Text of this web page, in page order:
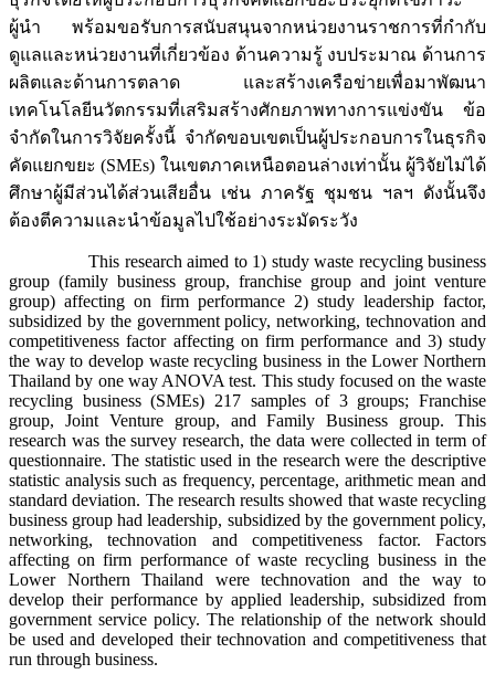
ผู้นำ พร้อมขอรับการสนับสนุนจากหน่วยงานราชการที่กำกับ
ดูแลและหน่วยงานที่เกี่ยวข้อง ด้านความรู้ งบประมาณ ด้านการ
ผลิตและด้านการตลาด และสร้างเครือข่ายเพื่อมาพัฒนา
เทคโนโลยีนวัตกรรมที่เสริมสร้างศักยภาพทางการแข่งขัน ข้อ
จำกัดในการวิจัยครั้งนี้ จำกัดขอบเขตเป็นผู้ประกอบการในธุรกิจ
คัดแยกขยะ (SMEs) ในเขตภาคเหนือตอนล่างเท่านั้น ผู้วิจัยไม่ได้
ศึกษาผู้มีส่วนได้ส่วนเสียอื่น เช่น ภาครัฐ ชุมชน ฯลฯ ดังนั้นจึง
ต้องตีความและนำข้อมูลไปใช้อย่างระมัดระวัง
This research aimed to 1) study waste recycling business
group (family business group, franchise group and joint venture
group) affecting on firm performance 2) study leadership factor,
subsidized by the government policy, networking, technovation and
competitiveness factor affecting on firm performance and 3) study
the way to develop waste recycling business in the Lower Northern
Thailand by one way ANOVA test. This study focused on the waste
recycling business (SMEs) 217 samples of 3 groups; Franchise
group, Joint Venture group, and Family Business group. This
research was the survey research, the data were collected in term of
questionnaire. The statistic used in the research were the descriptive
statistic analysis such as frequency, percentage, arithmetic mean and
standard deviation. The research results showed that waste recycling
business group had leadership, subsidized by the government policy,
networking, technovation and competitiveness factor. Factors
affecting on firm performance of waste recycling business in the
Lower Northern Thailand were technovation and the way to
develop their performance by applied leadership, subsidized from
government service policy. The relationship of the network should
be used and developed their technovation and competitiveness that
run through business.